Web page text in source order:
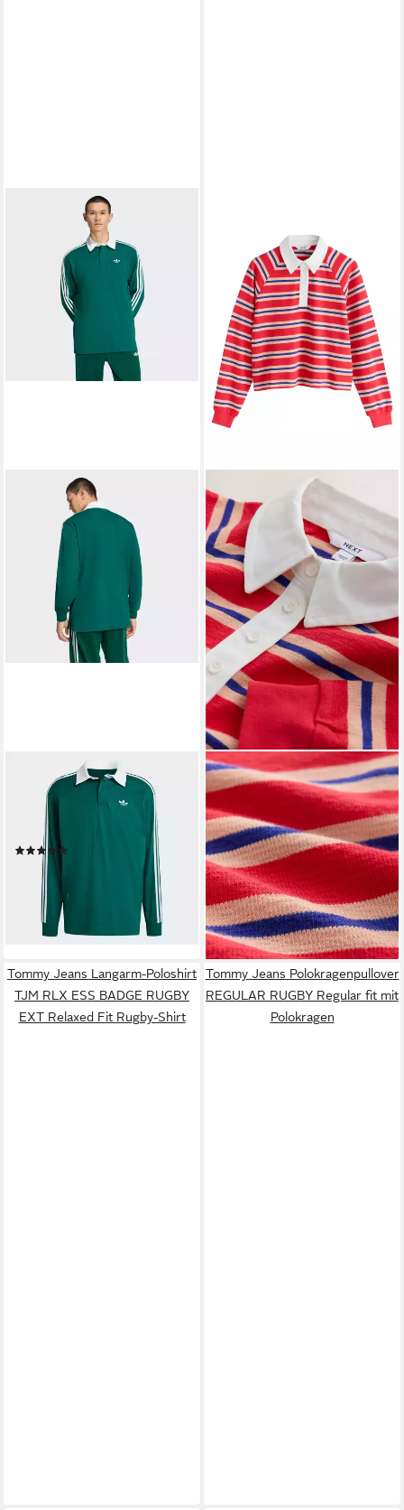
ADIDAS ORIGINALS
Langarm-Poloshirt 3-
STREIFEN RUGBY
LONGSLEEVE POLO (1-tlg)
ab 44,99 € 55,00 €
lieferbar - in 1-2 Werktagen bei dir
NEXT
Rugbyshirt Langärmeliges
Rugby-Polo-Top mit Kragen
(1-tlg)
27,00 € UVP39,00 €
-31%
lieferbar - in 2-3 Werktagen bei dir
Tommy Jeans Langarm-Poloshirt
TJM RLX ESS BADGE RUGBY
EXT Relaxed Fit Rugby-Shirt
Tommy Jeans Polokragenpullover
REGULAR RUGBY Regular fit mit
Polokragen